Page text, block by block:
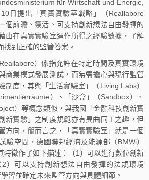
für Wirtschaft und Energie,
日提出「真實實驗室戰略」（Reallabore
個前瞻、靈活、可支持創新想法自由發揮的
由在真實實驗室運作所得之經驗數據，了解
到正確的監管答案。
）係指允許在特定時間及真實環境
商業模式發展測試，而無需擔心與現行監管
制度，其與「生活實驗室」（Living Labs）
）、「沙盒」（Sandbox）、
）等概念類似，與我國「金融科技創新實
新實驗」之制度規範亦有異曲同工之趣，但
方向，簡而言之，「真實實驗室」就是一個
驗空間，德國聯邦經濟及能源部（BMWi）
特徵作了如下描述：（1）可以進行數位創新
）可以支持創新想法自由發揮的法規環境
習並確定未來監管方向與具體細節。